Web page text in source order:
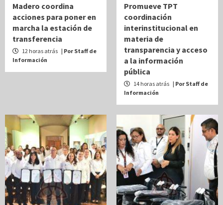
Madero coordina
acciones para poner en
marcha la estación de
transferencia
12 horas atrás | Por Staff de
Información
Promueve TPT
coordinación
interinstitucional en
materia de
transparencia y acceso
a la información
pública
14 horas atrás | Por Staff de
Información